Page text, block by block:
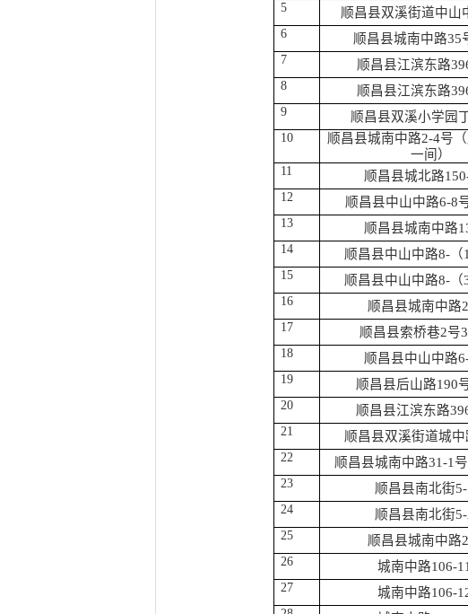
5 顺昌县双溪街道中山
6 顺昌县城南中路35
7 顺昌县江滨东路
8 顺昌县江滨东路
9 顺昌县双溪小学园
10 顺昌县城南中路2-4号
一间）
11 顺昌县城北路
12 顺昌县中山中路6-8
13 顺昌县城南中路
14 顺昌县中山中路8-（
15 顺昌县中山中路8-（
16 顺昌县城南中路
17 顺昌县索桥巷2号
18 顺昌县中山中路
19 顺昌县后山路190
20 顺昌县江滨东路
21 顺昌县双溪街道城中
22 顺昌县城南中路31-1
23 顺昌县南北街
24 顺昌县南北街
25 顺昌县城南中路
26 城南中路106-
27 城南中路106-